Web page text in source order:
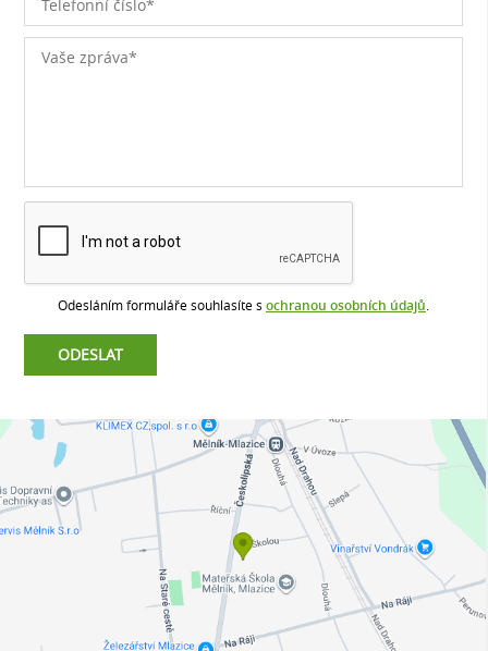
Odesláním formuláře souhlasíte s ochranou osobních údajů